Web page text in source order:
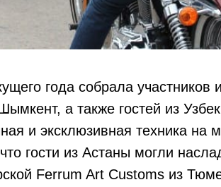
года собрала участников
а также гостей из
и эксклюзивная техника на
гости из Астаны могли
Ferrum Art Customs из